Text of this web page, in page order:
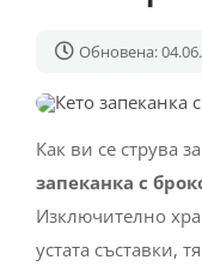
Обновена:
Как ви се струва
запеканка с
Изключително
устата съставки,